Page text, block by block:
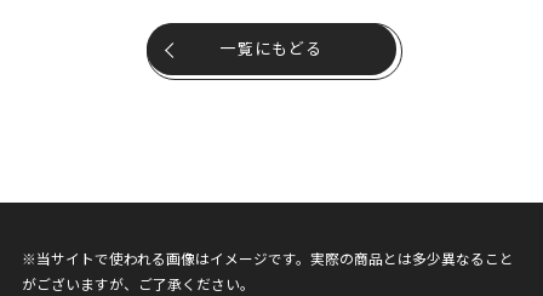
一覧にもどる
※当サイトで使われる画像はイメージです。実際の商品とは多少異なること
がございますが、ご了承ください。